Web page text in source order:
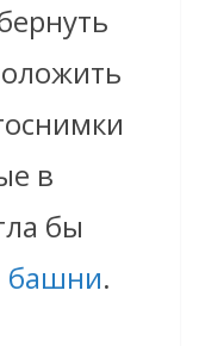
в
бы
башни.